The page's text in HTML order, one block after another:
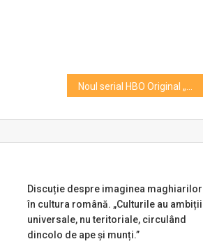
Discuție despre imaginea maghiarilor
în cultura română. „Culturile au ambiții
universale, nu teritoriale, circulând
dincolo de ape și munți.”